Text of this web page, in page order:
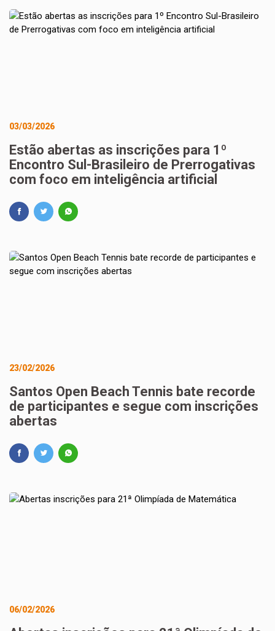
03/03/2026
Estão abertas as inscrições para 1º
Encontro Sul-Brasileiro de Prerrogativas
com foco em inteligência artificial
23/02/2026
Santos Open Beach Tennis bate recorde
de participantes e segue com inscrições
abertas
06/02/2026